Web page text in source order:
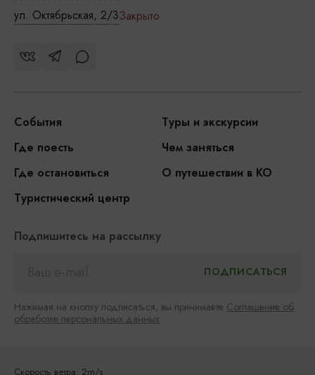
ул. Октябрьская, 2/3Закрыто
События
Туры и экскурсии
Где поесть
Чем заняться
Где остановиться
О путешествии в КО
Туристический центр
Подпишитесь на рассылку
Нажимая на кнопку подписаться, вы принимаете Соглашение об
обработке персональных данных
Скорость ветра: 2m/s